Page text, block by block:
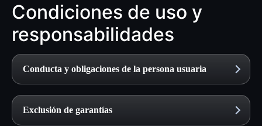
Condiciones de uso y
responsabilidades
Conducta y obligaciones de la persona usuaria
Exclusión de garantías